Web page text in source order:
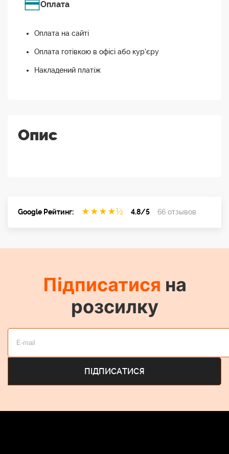
Оплата
Оплата на сайті
Оплата готівкою в офісі або кур'єру
Накладений платіж
Опис
Google Рейтинг: ★ ★ ★ ★½ 4.8/5 66 отзывов
Підписатися на
розсилку